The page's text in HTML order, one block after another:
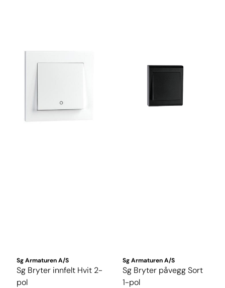
Sg Armaturen A/S
Sg Bryter innfelt Hvit 2-
pol
Sg Armaturen A/S
Sg Bryter påvegg Sort
1-pol